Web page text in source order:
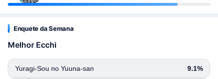
Enquete da Semana
Melhor Ecchi
Yuragi-Sou no Yuuna-san 9.1%